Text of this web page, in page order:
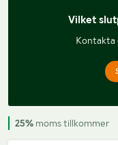
Vilket
Kontakta
25% moms tillkommer